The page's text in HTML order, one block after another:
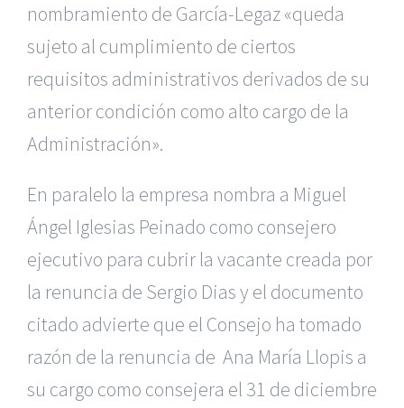
nombramiento de García-Legaz «queda
sujeto al cumplimiento de ciertos
requisitos administrativos derivados de su
anterior condición como alto cargo de la
Administración».
En paralelo la empresa nombra a Miguel
Ángel Iglesias Peinado como consejero
ejecutivo para cubrir la vacante creada por
la renuncia de Sergio Dias y el documento
citado advierte que el Consejo ha tomado
razón de la renuncia de Ana María Llopis a
su cargo como consejera el 31 de diciembre